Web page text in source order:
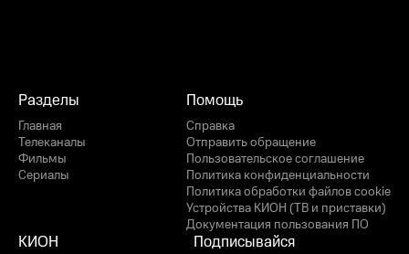
Разделы
Главная
Телеканалы
Фильмы
Сериалы
Помощь
Справка
Отправить обращение
Пользовательское соглашение
Политика конфиденциальности
Политика обработки файлов cookie
Устройства КИОН (ТВ и приставки)
Документация пользования ПО
КИОН Подписывайся